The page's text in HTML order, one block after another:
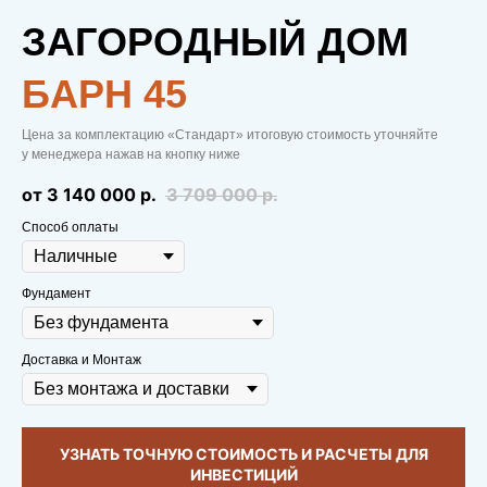
ЗАГОРОДНЫЙ ДОМ
БAРН 45
Цена за комплектацию «Стандарт» итоговую стоимость уточняйте
у менеджера нажав на кнопку ниже
от 3 140 000 р. 3 709 000 р.
Способ оплаты
Фундамент
Доставка и Монтаж
УЗНАТЬ ТОЧНУЮ СТОИМОСТЬ И РАСЧЕТЫ ДЛЯ
ИНВЕСТИЦИЙ